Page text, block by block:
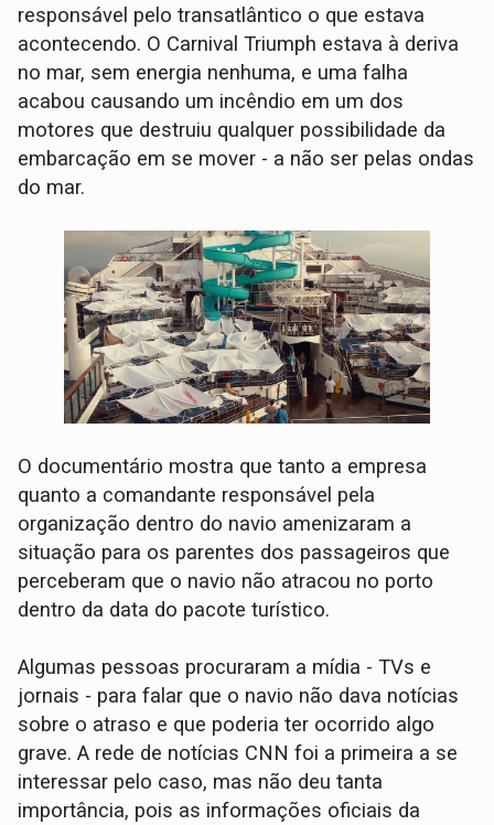
responsável pelo transatlântico o que estava
acontecendo. O Carnival Triumph estava à deriva
no mar, sem energia nenhuma, e uma falha
acabou causando um incêndio em um dos
motores que destruiu qualquer possibilidade da
embarcação em se mover - a não ser pelas ondas
do mar.
O documentário mostra que tanto a empresa
quanto a comandante responsável pela
organização dentro do navio amenizaram a
situação para os parentes dos passageiros que
perceberam que o navio não atracou no porto
dentro da data do pacote turístico.
Algumas pessoas procuraram a mídia - TVs e
jornais - para falar que o navio não dava notícias
sobre o atraso e que poderia ter ocorrido algo
grave. A rede de notícias CNN foi a primeira a se
interessar pelo caso, mas não deu tanta
importância, pois as informações oficiais da